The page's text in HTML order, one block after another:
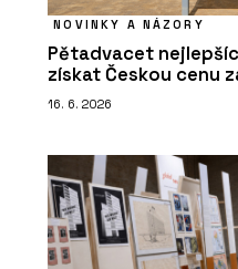
NOVINKY A NÁZORY
Pětadvacet
získat Českou cenu
16. 6. 2026